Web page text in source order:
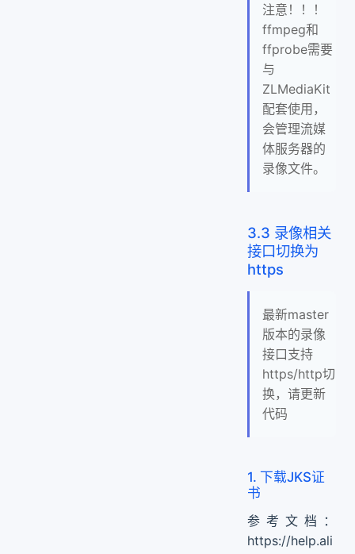
注意！！！
ffmpeg和
ffprobe需要
与
ZLMediaKit
配套使用，
会管理流媒
体服务器的
录像文件。
3.3 录像相关
接口切换为
https
最新master
版本的录像
接口支持
https/http切
换，请更新
代码
1. 下载JKS证
书
参考文档：
https://help.ali